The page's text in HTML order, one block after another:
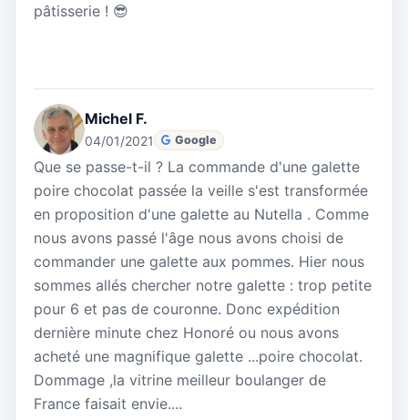
pâtisserie ! 😎
Michel F.
04/01/2021 Google
Que se passe-t-il ? La commande d'une galette
poire chocolat passée la veille s'est transformée
en proposition d'une galette au Nutella . Comme
nous avons passé l'âge nous avons choisi de
commander une galette aux pommes. Hier nous
sommes allés chercher notre galette : trop petite
pour 6 et pas de couronne. Donc expédition
dernière minute chez Honoré ou nous avons
acheté une magnifique galette ...poire chocolat.
Dommage ,la vitrine meilleur boulanger de
France faisait envie....